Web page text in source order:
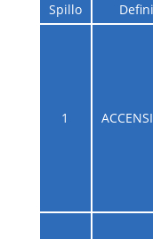
Spillo
1